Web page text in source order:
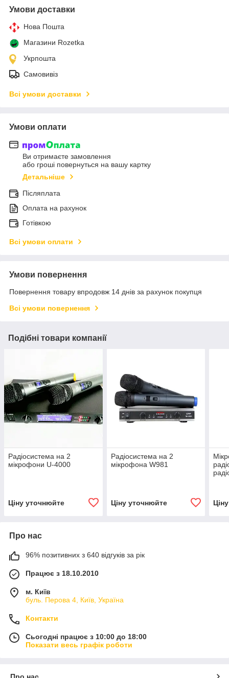
Умови доставки
Нова Пошта
Магазини Rozetka
Укрпошта
Самовивіз
Всі умови доставки
Умови оплати
Ви отримаєте замовлення
або гроші повернуться на вашу картку
Детальніше
Післяплата
Оплата на рахунок
Готівкою
Всі умови оплати
Умови повернення
Повернення товару впродовж 14 днів за рахунок покупця
Всі умови повернення
Подібні товари компанії
Радіосистема на 2
мікрофони U-4000
Ціну уточнюйте
Радіосистема на 2
мікрофона W981
Ціну уточнюйте
Про нас
96% позитивних з 640 відгуків за рік
Працює з 18.10.2010
м. Київ
буль. Перова 4, Київ, Україна
Контакти
Сьогодні працює з 10:00 до 18:00
Показати весь графік роботи